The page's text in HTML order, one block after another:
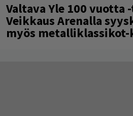
Valtava Yle 100 vuotta
Veikkaus Arenalla
myös